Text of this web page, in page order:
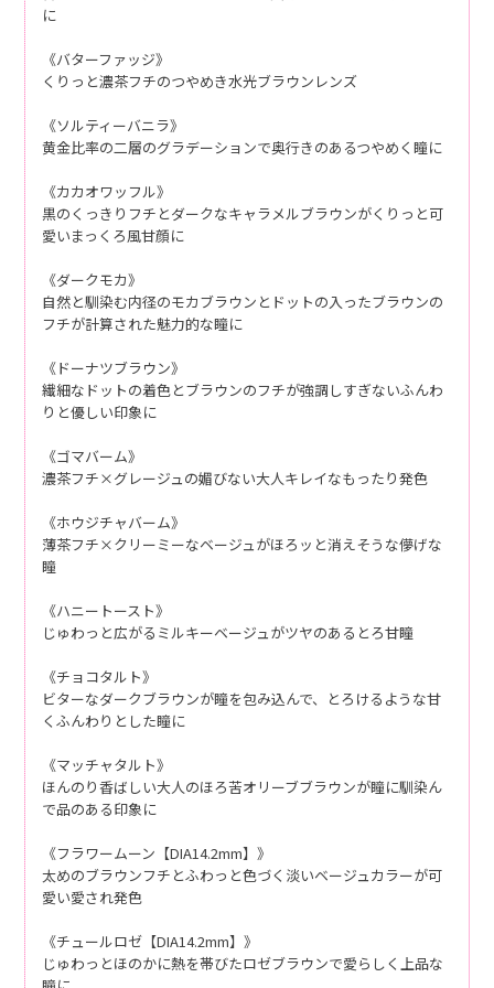
に
《バターファッジ》
くりっと濃茶フチのつやめき水光ブラウンレンズ
《ソルティーバニラ》
黄金比率の二層のグラデーションで奥行きのあるつやめく瞳に
《カカオワッフル》
黒のくっきりフチとダークなキャラメルブラウンがくりっと可
愛いまっくろ風甘顔に
《ダークモカ》
自然と馴染む内径のモカブラウンとドットの入ったブラウンの
フチが計算された魅力的な瞳に
《ドーナツブラウン》
繊細なドットの着色とブラウンのフチが強調しすぎないふんわ
りと優しい印象に
《ゴマバーム》
濃茶フチ×グレージュの媚びない大人キレイなもったり発色
《ホウジチャバーム》
薄茶フチ×クリーミーなベージュがほろッと消えそうな儚げな
瞳
《ハニートースト》
じゅわっと広がるミルキーベージュがツヤのあるとろ甘瞳
《チョコタルト》
ビターなダークブラウンが瞳を包み込んで、とろけるような甘
くふんわりとした瞳に
《マッチャタルト》
ほんのり香ばしい大人のほろ苦オリーブブラウンが瞳に馴染ん
で品のある印象に
《フラワームーン【DIA14.2mm】》
太めのブラウンフチとふわっと色づく淡いベージュカラーが可
愛い愛され発色
《チュールロゼ【DIA14.2mm】》
じゅわっとほのかに熱を帯びたロゼブラウンで愛らしく上品な